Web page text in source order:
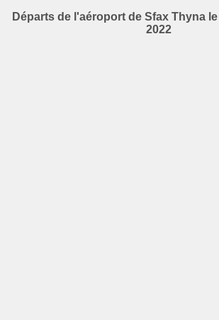
Départs de l'aéroport de Sfax Thyna
2022